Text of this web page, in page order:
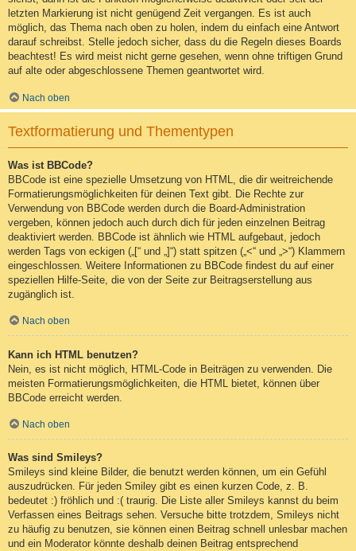
letzten Markierung ist nicht genügend Zeit vergangen. Es ist auch
möglich, das Thema nach oben zu holen, indem du einfach eine Antwort
darauf schreibst. Stelle jedoch sicher, dass du die Regeln dieses Boards
beachtest! Es wird meist nicht gerne gesehen, wenn ohne triftigen Grund
auf alte oder abgeschlossene Themen geantwortet wird.
Nach oben
Textformatierung und Thementypen
Was ist BBCode?
BBCode ist eine spezielle Umsetzung von HTML, die dir weitreichende
Formatierungsmöglichkeiten für deinen Text gibt. Die Rechte zur
Verwendung von BBCode werden durch die Board-Administration
vergeben, können jedoch auch durch dich für jeden einzelnen Beitrag
deaktiviert werden. BBCode ist ähnlich wie HTML aufgebaut, jedoch
werden Tags von eckigen („[“ und „]“) statt spitzen („<“ und „>“) Klammern
eingeschlossen. Weitere Informationen zu BBCode findest du auf einer
speziellen Hilfe-Seite, die von der Seite zur Beitragserstellung aus
zugänglich ist.
Nach oben
Kann ich HTML benutzen?
Nein, es ist nicht möglich, HTML-Code in Beiträgen zu verwenden. Die
meisten Formatierungsmöglichkeiten, die HTML bietet, können über
BBCode erreicht werden.
Nach oben
Was sind Smileys?
Smileys sind kleine Bilder, die benutzt werden können, um ein Gefühl
auszudrücken. Für jeden Smiley gibt es einen kurzen Code, z. B.
bedeutet :) fröhlich und :( traurig. Die Liste aller Smileys kannst du beim
Verfassen eines Beitrags sehen. Versuche bitte trotzdem, Smileys nicht
zu häufig zu benutzen, sie können einen Beitrag schnell unlesbar machen
und ein Moderator könnte deshalb deinen Beitrag entsprechend